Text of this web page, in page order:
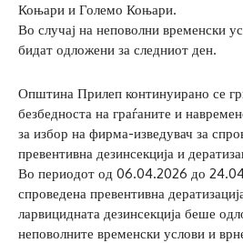
Коњари и Големо Коњари.
Во случај на неповолни временски
бидат одложени за следниот ден.
Општина Прилеп континуирано се
безбедноста на граѓаните и
за избор на фирма-изведувач за
превентивна дезинсекција и
Во периодот од 06.04.2026 до
спроведена превентивна
ларвицидната дезинсекција беше
неповолните временски услови и